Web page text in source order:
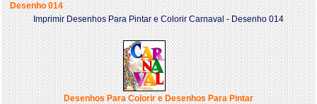
Desenho 014
Imprimir Desenhos Para Pintar e Colorir Carnaval - Desenho 014
Desenhos Para Colorir e Desenhos Para Pintar